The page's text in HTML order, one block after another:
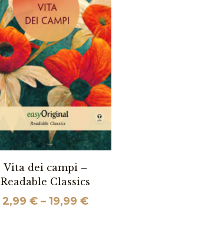
Vita dei campi –
Readable Classics
2,99 € – 19,99 €Preisspanne: